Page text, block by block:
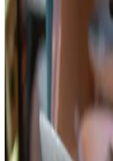
Ver plan →
Ibagué
Cumbre Nevado del Tolima
$2.350.000
Reservar